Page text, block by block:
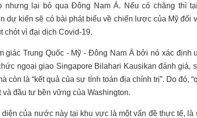
nhưng lại bỏ qua Đông Nam Á. Nếu có chăng thì
dự kiến sẽ có bài phát biểu về chiến lược của Mỹ đối
chót vì đại dịch Covid-19.
giác Trung Quốc - Mỹ - Đông Nam Á bởi nó xác định
ngoại giao Singapore Bilahari Kausikan đánh giá,
còn là “kết quả của sự tính toán địa chính trị”. Do đó,
đầu tư bền vững của Washington.
của nước này tại khu vực là một vấn đề thực tế, là